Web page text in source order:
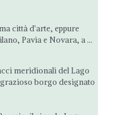
città d’arte, eppure
Pavia e Novara, a ...
meridionali del Lago
borgo designato